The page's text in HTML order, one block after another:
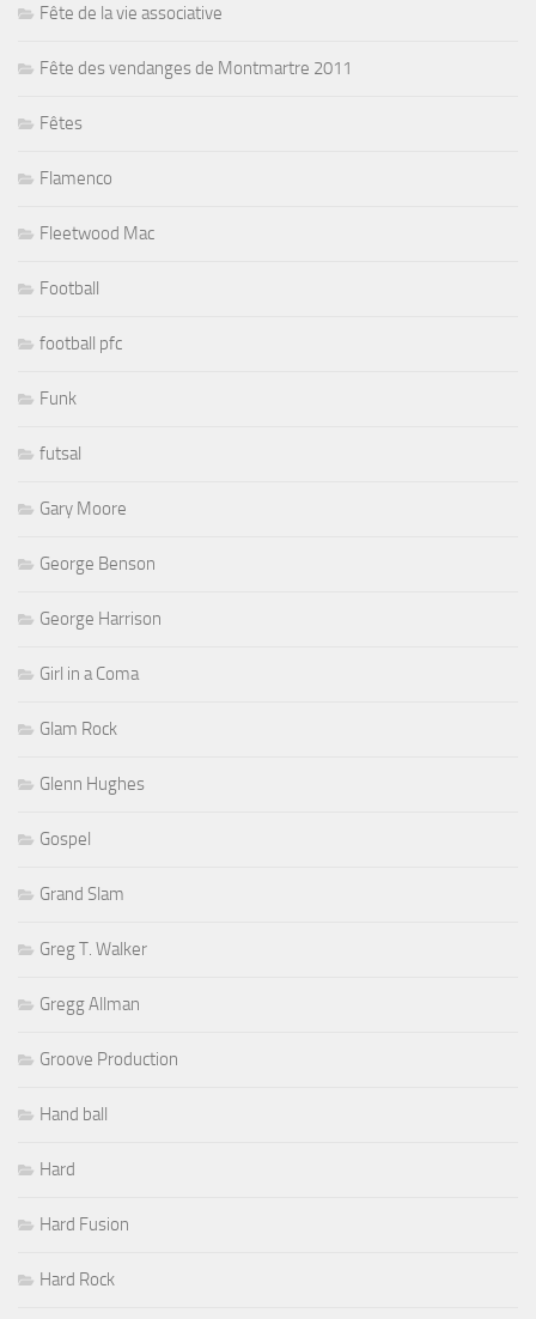
Fête de la vie associative
Fête des vendanges de Montmartre 2011
Fêtes
Flamenco
Fleetwood Mac
Football
football pfc
Funk
futsal
Gary Moore
George Benson
George Harrison
Girl in a Coma
Glam Rock
Glenn Hughes
Gospel
Grand Slam
Greg T. Walker
Gregg Allman
Groove Production
Hand ball
Hard
Hard Fusion
Hard Rock